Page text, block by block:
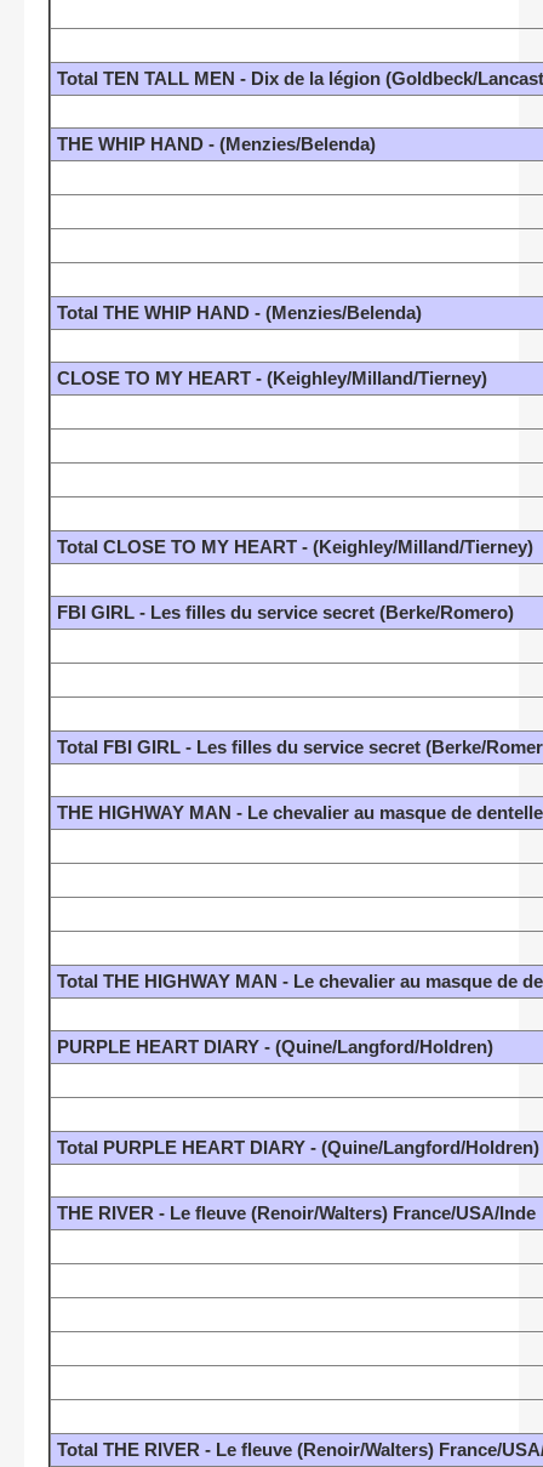
Total TEN TALL MEN - Dix de la légion (Goldbeck/
THE WHIP HAND - (Menzies/Belenda)
Total THE WHIP HAND - (Menzies/Belenda)
CLOSE TO MY HEART - (Keighley/Milland/Tierney)
Total CLOSE TO MY HEART - (Keighley/Milland/Tierney)
FBI GIRL - Les filles du service secret (Berke/Romero)
Total FBI GIRL - Les filles du service secret (Berke/
THE HIGHWAY MAN - Le chevalier au masque de
Total THE HIGHWAY MAN - Le chevalier au masque de
PURPLE HEART DIARY - (Quine/Langford/Holdren)
Total PURPLE HEART DIARY - (Quine/Langford/Holdren)
THE RIVER - Le fleuve (Renoir/Walters) France/USA/Inde
Total THE RIVER - Le fleuve (Renoir/Walters) France/